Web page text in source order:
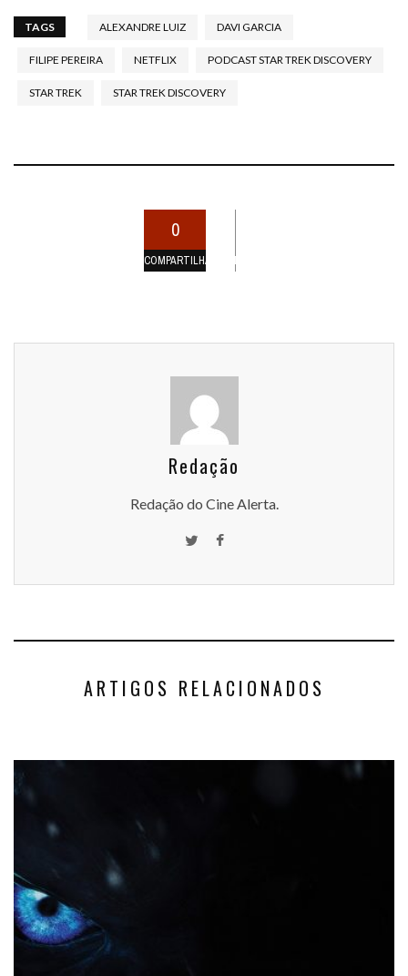
TAGS ALEXANDRE LUIZ DAVI GARCIA
FILIPE PEREIRA NETFLIX PODCAST STAR TREK DISCOVERY
STAR TREK STAR TREK DISCOVERY
0
COMPARTILHAMENTOS
Redação
Redação do Cine Alerta.
ARTIGOS RELACIONADOS